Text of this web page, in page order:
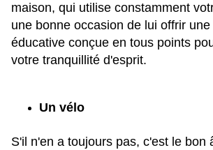
maison, qui utilise constamment
une bonne occasion de lui offrir
éducative conçue en tous points
votre tranquillité d'esprit.
Un vélo
S'il n'en a toujours pas, c'est le bon